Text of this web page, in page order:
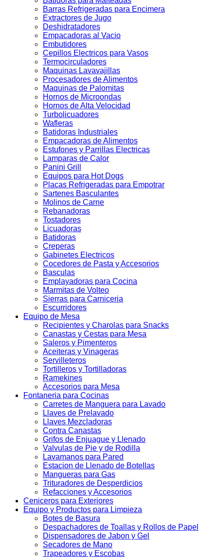
Barras Refrigeradas para Encimera
Extractores de Jugo
Deshidratadores
Empacadoras al Vacio
Embutidores
Cepillos Electricos para Vasos
Termocirculadores
Maquinas Lavavajillas
Procesadores de Alimentos
Maquinas de Palomitas
Hornos de Microondas
Hornos de Alta Velocidad
Turbolicuadores
Wafleras
Batidoras Industriales
Empacadoras de Alimentos
Estufones y Parrillas Electricas
Lamparas de Calor
Panini Grill
Equipos para Hot Dogs
Placas Refrigeradas para Empotrar
Sartenes Basculantes
Molinos de Carne
Rebanadoras
Tostadores
Licuadoras
Batidoras
Creperas
Gabinetes Electricos
Cocedores de Pasta y Accesorios
Basculas
Emplayadoras para Cocina
Marmitas de Volteo
Sierras para Carniceria
Escurridores
Equipo de Mesa
Recipientes y Charolas para Snacks
Canastas y Cestas para Mesa
Saleros y Pimenteros
Aceiteras y Vinageras
Servilleteros
Tortilleros y Tortilladoras
Ramekines
Accesorios para Mesa
Fontaneria para Cocinas
Carretes de Manguera para Lavado
Llaves de Prelavado
Llaves Mezcladoras
Contra Canastas
Grifos de Enjuague y Llenado
Valvulas de Pie y de Rodilla
Lavamanos para Pared
Estacion de Llenado de Botellas
Mangueras para Gas
Trituradores de Desperdicios
Refacciones y Accesorios
Ceniceros para Exteriores
Equipo y Productos para Limpieza
Botes de Basura
Despachadores de Toallas y Rollos de Papel
Dispensadores de Jabon y Gel
Secadores de Mano
Trapeadores y Escobas